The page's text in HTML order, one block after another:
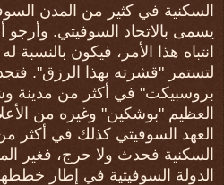
السكنية في كثير من المدن
يسمى بالاتحاد السوفيتي.
انتباه هذا الأمر، فيكون بالنسبة
لتستمر "قشرته بهذا الرزق".
بروسبيكت" في أكثر من مدينة
العظيم "بوشكين" وغيره من
العهد السوفيتي كذلك في أكثر من
السكنية فحدث ولا حرج، فغير
الدولة السوفيتية في إطار